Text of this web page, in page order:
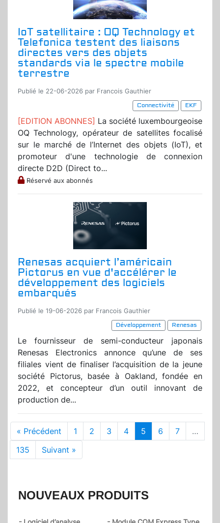
IoT satellitaire : OQ Technology et
Telefonica testent des liaisons
directes vers des objets
standards via le spectre mobile
terrestre
Publié le 22-06-2026 par Francois Gauthier
Connectivité
EKF
[EDITION ABONNES] La société luxembourgeoise
OQ Technology, opérateur de satellites focalisé
sur le marché de l’Internet des objets (IoT), et
promoteur d'une technologie de connexion
directe D2D (Direct to...
Réservé aux abonnés
Renesas acquiert l’américain
Pictorus en vue d'accélérer le
développement des logiciels
embarqués
Publié le 19-06-2026 par Francois Gauthier
Développement
Renesas
Le fournisseur de semi-conducteur japonais
Renesas Electronics annonce qu’une de ses
filiales vient de finaliser l’acquisition de la jeune
société Pictorus, basée à Oakland, fondée en
2022, et concepteur d’un outil innovant de
production de...
« Précédent 1 2 3 4 5 6 7
…
135
Suivant »
NOUVEAUX PRODUITS